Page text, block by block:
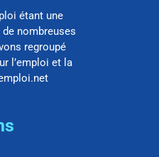
étant une
nombreuses
regroupé
l’emploi et la